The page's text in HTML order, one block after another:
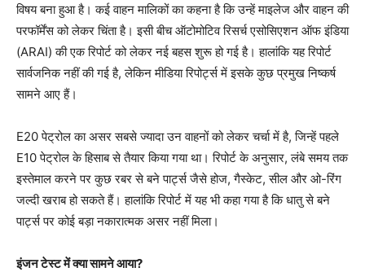
विषय बना हुआ है। कई वाहन मालिकों का कहना है कि उन्हें माइलेज और वाहन की
परफॉर्मेंस को लेकर चिंता है। इसी बीच ऑटोमोटिव रिसर्च एसोसिएशन ऑफ इंडिया
(ARAI) की एक रिपोर्ट को लेकर नई बहस शुरू हो गई है। हालांकि यह रिपोर्ट
सार्वजनिक नहीं की गई है, लेकिन मीडिया रिपोर्ट्स में इसके कुछ प्रमुख निष्कर्ष
सामने आए हैं।
E20 पेट्रोल का असर सबसे ज्यादा उन वाहनों को लेकर चर्चा में है, जिन्हें पहले
E10 पेट्रोल के हिसाब से तैयार किया गया था। रिपोर्ट के अनुसार, लंबे समय तक
इस्तेमाल करने पर कुछ रबर से बने पार्ट्स जैसे होज, गैस्केट, सील और ओ-रिंग
जल्दी खराब हो सकते हैं। हालांकि रिपोर्ट में यह भी कहा गया है कि धातु से बने
पार्ट्स पर कोई बड़ा नकारात्मक असर नहीं मिला।
इंजन टेस्ट में क्या सामने आया?